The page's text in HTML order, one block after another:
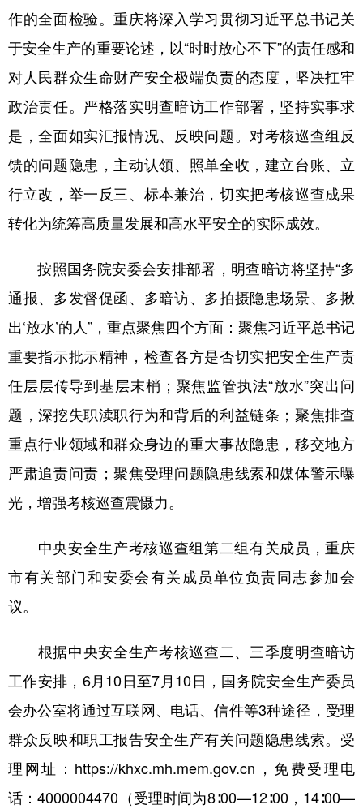
作的全面检验。重庆将深入学习贯彻习近平总书记关
于安全生产的重要论述，以“时时放心不下”的责任感和
对人民群众生命财产安全极端负责的态度，坚决扛牢
政治责任。严格落实明查暗访工作部署，坚持实事求
是，全面如实汇报情况、反映问题。对考核巡查组反
馈的问题隐患，主动认领、照单全收，建立台账、立
行立改，举一反三、标本兼治，切实把考核巡查成果
转化为统筹高质量发展和高水平安全的实际成效。
按照国务院安委会安排部署，明查暗访将坚持“多
通报、多发督促函、多暗访、多拍摄隐患场景、多揪
出‘放水’的人”，重点聚焦四个方面：聚焦习近平总书记
重要指示批示精神，检查各方是否切实把安全生产责
任层层传导到基层末梢；聚焦监管执法“放水”突出问
题，深挖失职渎职行为和背后的利益链条；聚焦排查
重点行业领域和群众身边的重大事故隐患，移交地方
严肃追责问责；聚焦受理问题隐患线索和媒体警示曝
光，增强考核巡查震慑力。
中央安全生产考核巡查组第二组有关成员，重庆
市有关部门和安委会有关成员单位负责同志参加会
议。
根据中央安全生产考核巡查二、三季度明查暗访
工作安排，6月10日至7月10日，国务院安全生产委员
会办公室将通过互联网、电话、信件等3种途径，受理
群众反映和职工报告安全生产有关问题隐患线索。受
理网址：https://khxc.mh.mem.gov.cn，免费受理电
话：4000004470（受理时间为8∶00—12∶00，14∶00—